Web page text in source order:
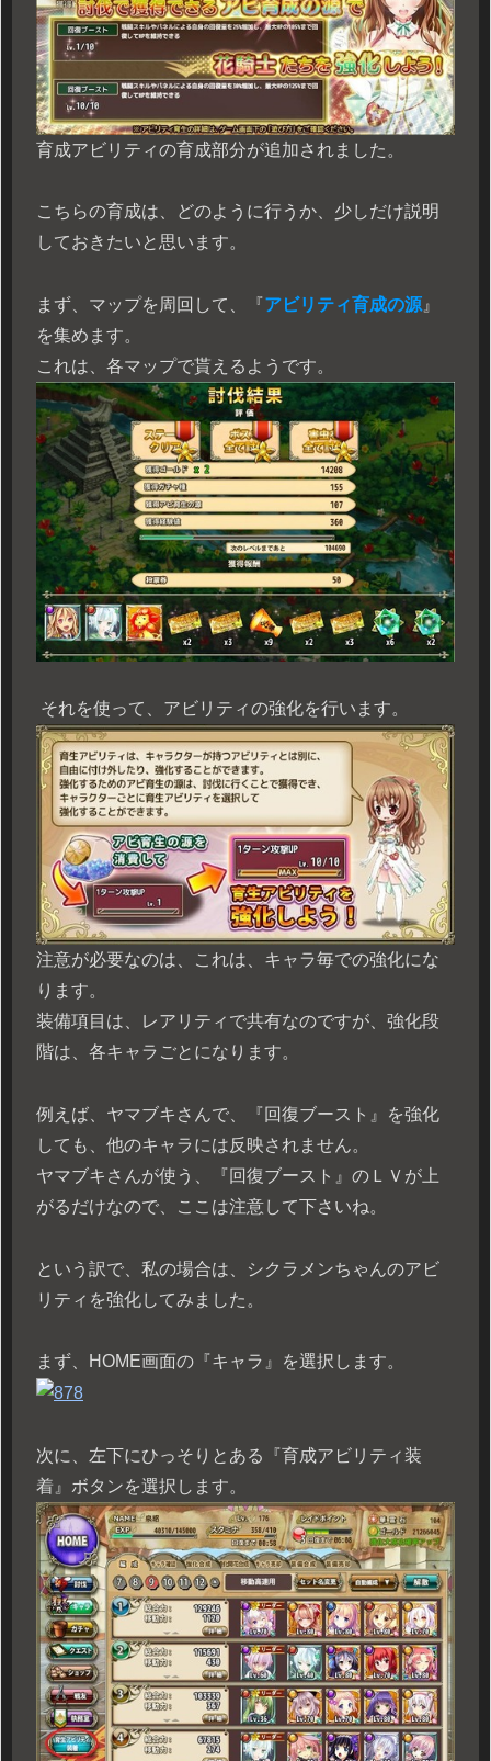
育成アビリティの育成部分が追加されました。
こちらの育成は、どのように行うか、少しだけ説明
しておきたいと思います。
まず、マップを周回して、『アビリティ育成の源 』
を集めます。
これは、各マップで貰えるようです。
それを使って、アビリティの強化を行います。
注意が必要なのは、これは、キャラ毎での強化にな
ります。
装備項目は、レアリティで共有なのですが、強化段
階は、各キャラごとになります。
例えば、ヤマブキさんで、『回復ブースト』を強化
しても、他のキャラには反映されません。
ヤマブキさんが使う、『回復ブースト』のＬＶが上
がるだけなので、ここは注意して下さいね。
という訳で、私の場合は、シクラメンちゃんのアビ
リティを強化してみました。
まず、HOME画面の『キャラ』を選択します。
次に、左下にひっそりとある『育成アビリティ装
着』ボタンを選択します。